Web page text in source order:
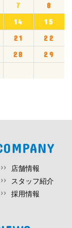
7
8
14
15
21
22
28
29
店舗情報
スタッフ紹介
採用情報